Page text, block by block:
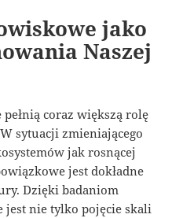
jako
Naszej
coraz większą rolę
sytuacji zmieniającego
jak rosnącej
jest dokładne
Dzięki badaniom
nie tylko pojęcie skali